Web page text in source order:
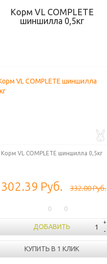
Корм VL COMPLETE
шиншилла 0,5кг
Корм VL COMPLETE шиншилла 0,5кг
302.39 Руб. 332.00 Руб.
0 0
ДОБАВИТЬ
КУПИТЬ В 1 КЛИК